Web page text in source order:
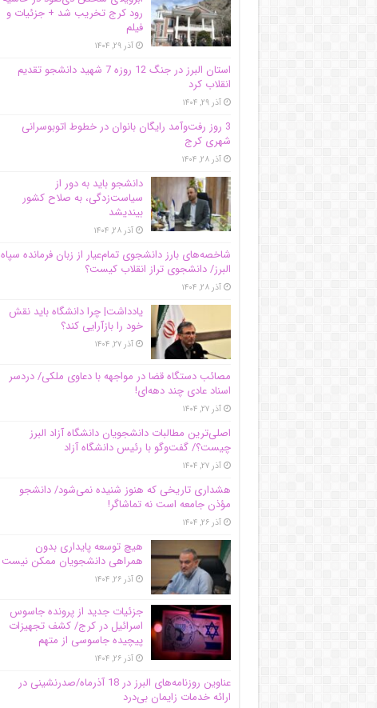
رود کرج تخریب شد + جزئیات و
فیلم
آذر ۲۹, ۱۴۰۴
استان البرز در جنگ 12 روزه 7 شهید دانشجو تقدیم
انقلاب کرد
آذر ۲۹, ۱۴۰۴
3 روز رفت‌وآمد رایگان بانوان در خطوط اتوبوسرانی
شهری کرج
آذر ۲۸, ۱۴۰۴
دانشجو باید به دور از
سیاست‌زدگی، به صلاح کشور
بیندیشد
آذر ۲۸, ۱۴۰۴
شاخصه‌های بارز دانشجوی تمام‌عیار از زبان فرمانده سپاه
البرز/ دانشجوی تراز انقلاب کیست؟
آذر ۲۸, ۱۴۰۴
یادداشت| چرا دانشگاه باید نقش
خود را بازآرایی کند؟
آذر ۲۷, ۱۴۰۴
مصائب دستگاه قضا در مواجهه با دعاوی ملکی/ دردسر
اسناد عادی چند‌ دهه‌ای!
آذر ۲۷, ۱۴۰۴
اصلی‌ترین مطالبات دانشجویان دانشگاه آزاد البرز
چیست؟/ گفت‌وگو با رئیس دانشگاه آز‌اد
آذر ۲۷, ۱۴۰۴
هشداری تاریخی که هنوز شنیده نمی‌شود/ دانشجو
مؤذن جامعه است نه تماشاگر!
آذر ۲۶, ۱۴۰۴
هیچ توسعه پایداری بدون
همراهی دانشجویان ممکن نیست
آذر ۲۶, ۱۴۰۴
جزئیات جدید از پرونده جاسوس
اسرائیل در کرج/‌ کشف تجهیزات
پیچیده جاسوسی از متهم
آذر ۲۶, ۱۴۰۴
عناوین روزنامه‌های البرز در ‌18 آذرماه/صدرنشینی در
ارائه خدمات زایمان بی‌درد